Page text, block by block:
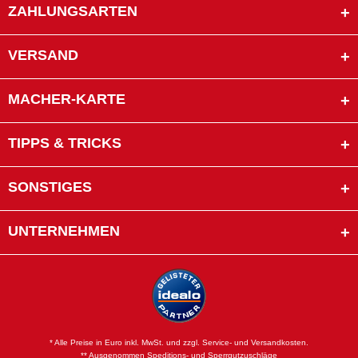
ZAHLUNGSARTEN
VERSAND
MACHER-KARTE
TIPPS & TRICKS
SONSTIGES
UNTERNEHMEN
* Alle Preise in Euro inkl. MwSt. und zzgl. Service- und Versandkosten.
** Ausgenommen Speditions- und Sperrgutzuschläge